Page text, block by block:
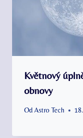
Květnový
obnovy
Od Astro Tech